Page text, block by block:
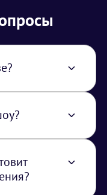
логистика